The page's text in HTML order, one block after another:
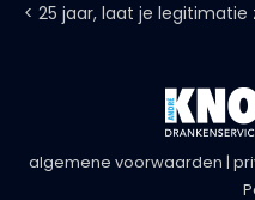
< 25 jaar, laat je legitimatie
algemene voorwaarden |